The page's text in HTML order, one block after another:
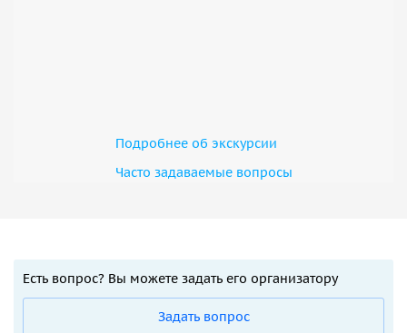
Подробнее об экскурсии
Часто задаваемые вопросы
Есть вопрос? Вы можете задать его организатору
Задать вопрос